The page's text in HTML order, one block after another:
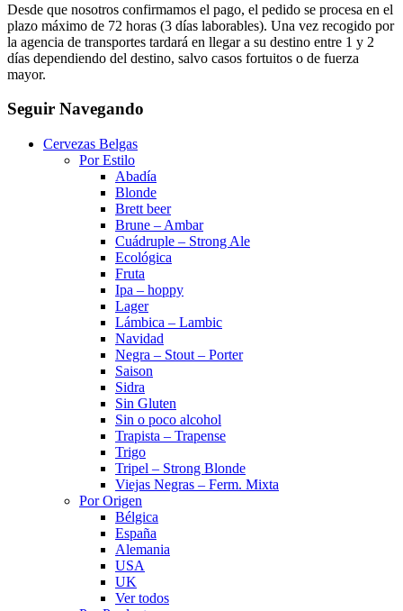
Desde que nosotros confirmamos el pago, el pedido se procesa en el
plazo máximo de 72 horas (3 días laborables). Una vez recogido por
la agencia de transportes tardará en llegar a su destino entre 1 y 2
días dependiendo del destino, salvo casos fortuitos o de fuerza
mayor.
Seguir Navegando
Cervezas Belgas
Por Estilo
Abadía
Blonde
Brett beer
Brune – Ambar
Cuádruple – Strong Ale
Ecológica
Fruta
Ipa – hoppy
Lager
Lámbica – Lambic
Navidad
Negra – Stout – Porter
Saison
Sidra
Sin Gluten
Sin o poco alcohol
Trapista – Trapense
Trigo
Tripel – Strong Blonde
Viejas Negras – Ferm. Mixta
Por Origen
Bélgica
España
Alemania
USA
UK
Ver todos